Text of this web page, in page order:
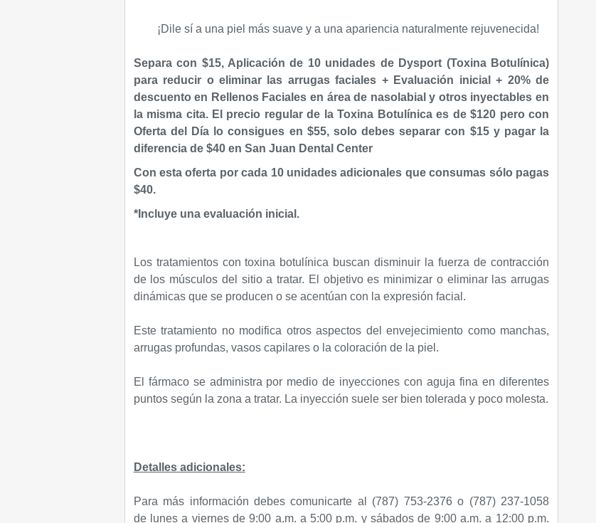
¡Dile sí a una piel más suave y a una apariencia naturalmente rejuvenecida!
Separa con $15, Aplicación de 10 unidades de Dysport (Toxina Botulínica)
para reducir o eliminar las arrugas faciales + Evaluación inicial + 20% de
descuento en Rellenos Faciales en área de nasolabial y otros inyectables en
la misma cita. El precio regular de laToxina Botulínica es de$120 pero con
Oferta del Día lo consigues en $55, solo debes separar con $15 y pagar la
diferencia de $40 en San Juan Dental Center
Con esta oferta por cada 10 unidades adicionales que consumas sólo pagas
$40.
*Incluye una evaluación inicial.
Los tratamientos con toxina botulínica buscan disminuir la fuerza de contracción
de los músculos del sitio a tratar. El objetivo es minimizar o eliminar las arrugas
dinámicas que se producen o se acentúan con la expresión facial.
Este tratamiento no modifica otros aspectos del envejecimiento como manchas,
arrugas profundas, vasos capilares o la coloración de la piel.
El fármaco se administra por medio de inyecciones con aguja fina en diferentes
puntos según la zona a tratar. La inyección suele ser bien tolerada y poco molesta.
Detalles adicionales:
Para más información debes comunicarte al (787) 753-2376 o (787) 237-1058
de lunes a viernes de 9:00 a.m. a 5:00 p.m. y sábados de 9:00 a.m. a 12:00 p.m.